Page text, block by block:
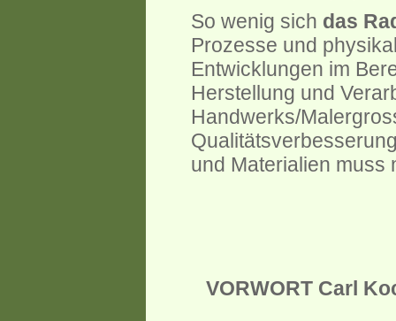
So wenig sich das
Prozesse und
Entwicklungen im
Herstellung und
Handwerks/
und Materialien
VORWORT Carl